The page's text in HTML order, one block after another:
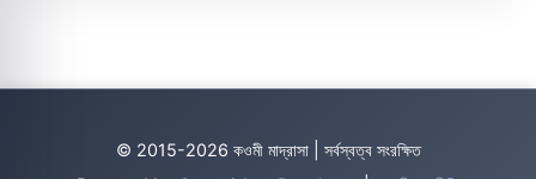
© 2015-2026 কওমী মাদ্রাসা | সর্বস্বত্ব সংরক্ষিত